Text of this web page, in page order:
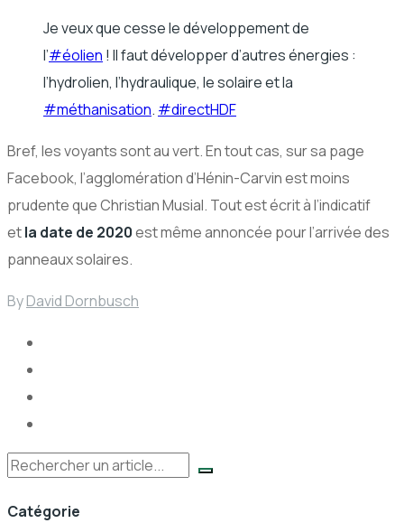
Je veux que cesse le développement de
l’#éolien ! Il faut développer d’autres énergies :
l’hydrolien, l’hydraulique, le solaire et la
#méthanisation. #directHDF
Bref, les voyants sont au vert. En tout cas, sur sa page
Facebook, l’agglomération d’Hénin-Carvin est moins
prudente que Christian Musial. Tout est écrit à l’indicatif
etla date de 2020est même annoncée pour l’arrivée des
panneaux solaires.
ByDavid Dornbusch
Rechercher
Catégorie